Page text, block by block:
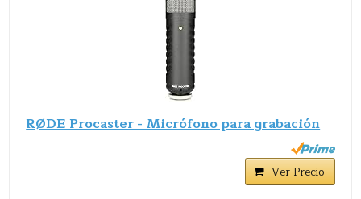
RØDE Procaster - Micrófono para grabación
Ver Precio